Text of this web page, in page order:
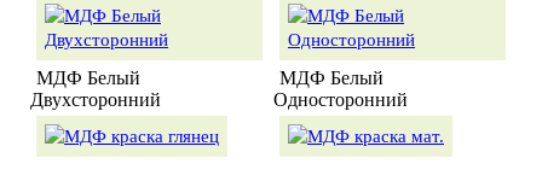
МДФ Белый
Двухсторонний
МДФ Белый
Односторонний